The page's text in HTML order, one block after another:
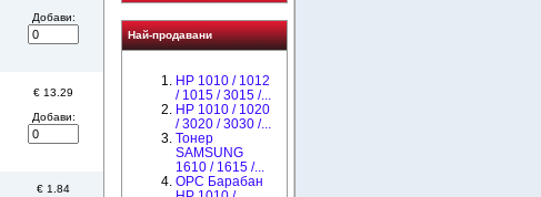
Добави:
€ 13.29
Добави:
€ 1.84
Най-продавани
HP 1010 / 1012
/ 1015 / 3015 /...
HP 1010 / 1020
/ 3020 / 3030 /...
Тонер
SAMSUNG
1610 / 1615 /...
OPC Барабан